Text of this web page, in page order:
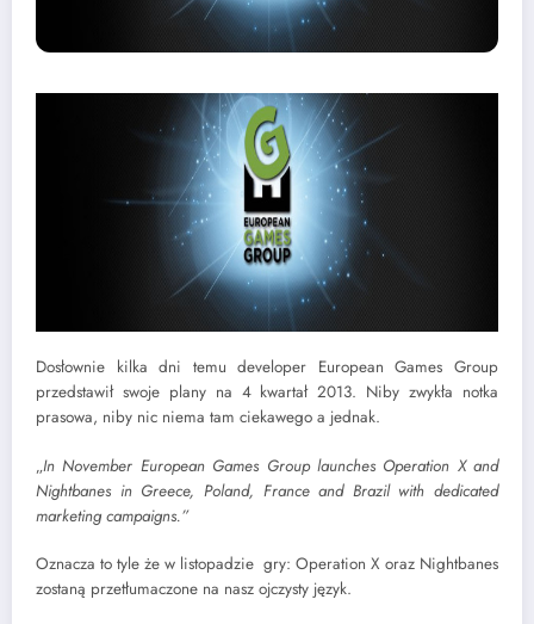
Dosłownie kilka dni temu developer European Games Group
przedstawił swoje plany na 4 kwartał 2013. Niby zwykła notka
prasowa, niby nic niema tam ciekawego a jednak.
„In November European Games Group launches Operation X and
Nightbanes in Greece, Poland, France and Brazil with dedicated
marketing campaigns.”
Oznacza to tyle że w listopadzie gry: Operation X oraz Nightbanes
zostaną przetłumaczone na nasz ojczysty język.